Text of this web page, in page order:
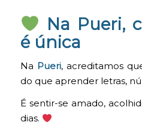
Na Pueri,
é única
Na Pueri, acreditamos
do que aprender letras,
É sentir-se amado,
dias.